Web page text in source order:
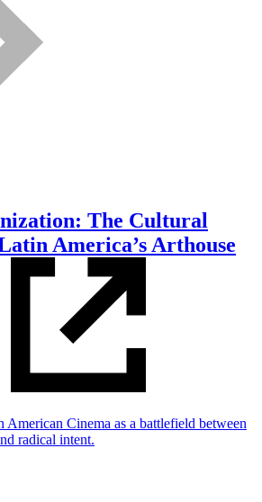
The Cultural
America’s Arthouse
Cinema as a battlefield between
radical intent.